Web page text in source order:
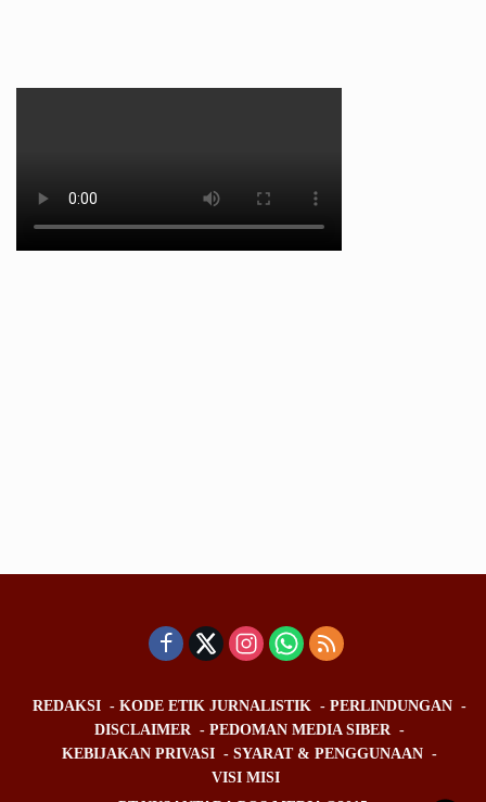
REDAKSI KODE ETIK JURNALISTIK
PERLINDUNGAN
DISCLAIMER
PEDOMAN MEDIA SIBER
KEBIJAKAN PRIVASI
SYARAT & PENGGUNAAN
VISI MISI